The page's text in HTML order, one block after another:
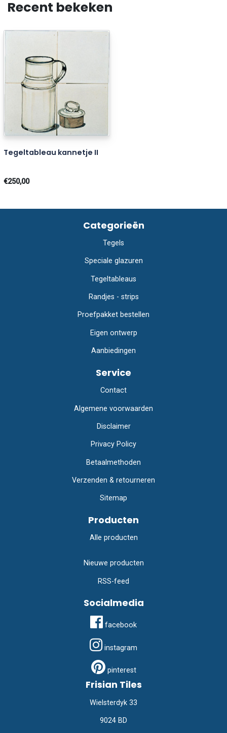
Recent bekeken
Tegeltableau kannetje II
€250,00
Categorieën
Tegels
Speciale glazuren
Tegeltableaus
Randjes - strips
Proefpakket bestellen
Eigen ontwerp
Aanbiedingen
Service
Contact
Algemene voorwaarden
Disclaimer
Privacy Policy
Betaalmethoden
Verzenden & retourneren
Sitemap
Producten
Alle producten
Nieuwe producten
RSS-feed
Socialmedia
facebook
instagram
pinterest
Frisian Tiles
Wielsterdyk 33
9024 BD